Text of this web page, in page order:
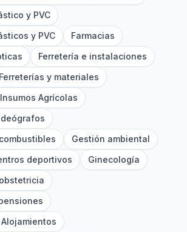
y PVC
y PVC
Farmacias
Ferretería e instalaciones
Ferreterías y materiales
Agrícolas
Gestión ambiental
deportivos
Ginecología